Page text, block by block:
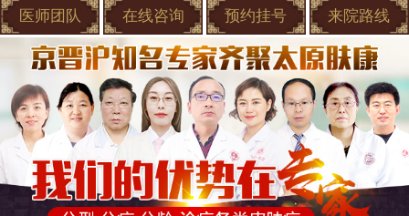
医师团队 在线咨询 预约挂号 来院路线